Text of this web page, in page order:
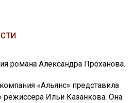
романа Александра Проханова.
«Альянс» представила
режиссера Ильи Казанкова. Она